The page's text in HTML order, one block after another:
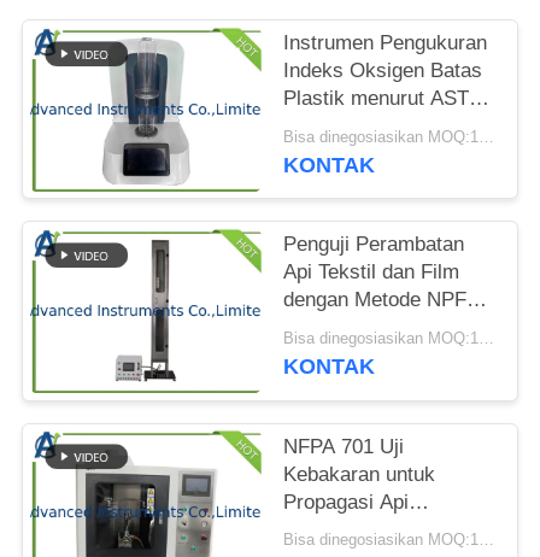
PRIVACY
POLICY
Instrumen Pengukuran
Indeks Oksigen Batas
Plastik menurut ASTM
D2863, ISO 4589-2,
NES 714
Bisa dinegosiasikan MOQ:1 Set Alat Ukur Indeks Oksigen Pembatas
KONTAK
Penguji Perambatan
Api Tekstil dan Film
dengan Metode NPFA
701 201
Bisa dinegosiasikan MOQ:1 set Penguji NPFA 701 dalam satu pesanan
KONTAK
NFPA 701 Uji
Kebakaran untuk
Propagasi Api
Peralatan Tekstil dan Bisa dinegosiasikan MOQ:1 SET NFPA 701 Alat Perambatan Api